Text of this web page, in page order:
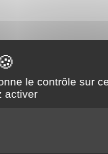
le contrôle sur
activer
de la pression appliquée et de
causer de dommages.